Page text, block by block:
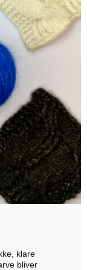
klare
bliver